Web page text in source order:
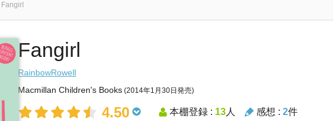
Fangirl
Fangirl
RainbowRowell
Macmillan Children's Books (2014年1月30日発売)
4.50 本棚登録 : 13人 感想 : 2件